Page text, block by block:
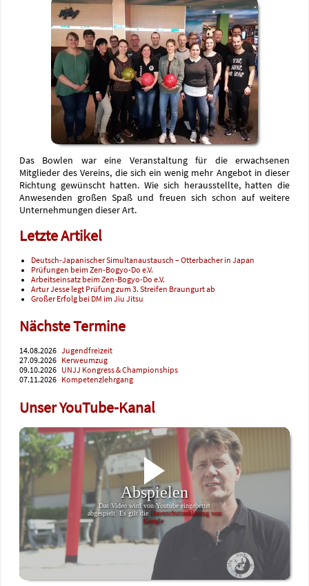
Das Bowlen war eine Veranstaltung für die erwachsenen
Mitglieder des Vereins, die sich ein wenig mehr Angebot in dieser
Richtung gewünscht hatten. Wie sich herausstellte, hatten die
Anwesenden großen Spaß und freuen sich schon auf weitere
Unternehmungen dieser Art.
Letzte Artikel
Deutsch-Japanischer Simultanaustausch – Otterbacher in Japan
Prüfungen beim Zen-Bogyo-Do e.V.
Arbeitseinsatz beim Zen-Bogyo-Do e.V.
Artur Jesse legt Prüfung zum 3. Streifen Braungurt ab
Großer Erfolg bei DM im Jiu Jitsu
Nächste Termine
14.08.2026 Jugendfreizeit
27.09.2026 Kerweumzug
09.10.2026 UNJJ Kongress & Championships
07.11.2026 Kompetenzlehrgang
Unser YouTube-Kanal